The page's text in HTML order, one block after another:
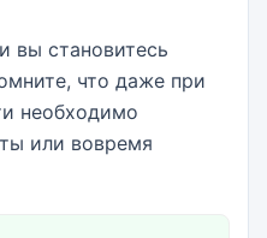
вы становитесь
что даже при
необходимо
или вовремя